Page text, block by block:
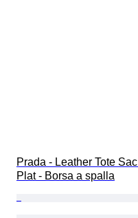
Prada - Leather Tote Sac
Plat - Borsa a spalla